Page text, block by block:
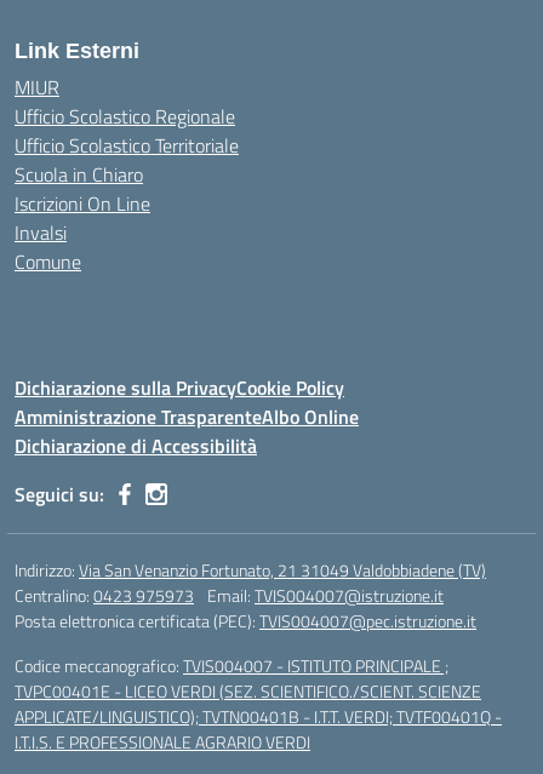
Link Esterni
MIUR
Ufficio Scolastico Regionale
Ufficio Scolastico Territoriale
Scuola in Chiaro
Iscrizioni On Line
Invalsi
Comune
Dichiarazione sulla PrivacyCookie Policy
Amministrazione TrasparenteAlbo Online
Dichiarazione di Accessibilità
Seguici su:
Indirizzo:Via San Venanzio Fortunato, 21 31049 Valdobbiadene (TV)
Centralino:0423 975973 Email:TVIS004007@istruzione.it
Posta elettronica certificata (PEC):TVIS004007@pec.istruzione.it
Codice meccanografico:TVIS004007 - ISTITUTO PRINCIPALE ;
TVPC00401E - LICEO VERDI (SEZ. SCIENTIFICO./SCIENT. SCIENZE
APPLICATE/LINGUISTICO); TVTN00401B - I.T.T. VERDI; TVTF00401Q -
I.T.I.S. E PROFESSIONALE AGRARIO VERDI